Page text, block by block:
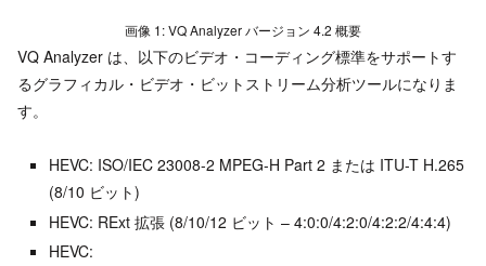
画像 1: VQ Analyzer バージョン 4.2 概要
VQ Analyzer は、以下のビデオ・コーディング標準をサポートす
るグラフィカル・ビデオ・ビットストリーム分析ツールになりま
す。
HEVC: ISO/IEC 23008-2 MPEG-H Part 2 または ITU-T H.265
(8/10 ビット)
HEVC: RExt 拡張 (8/10/12 ビット – 4:0:0/4:2:0/4:2:2/4:4:4)
HEVC: